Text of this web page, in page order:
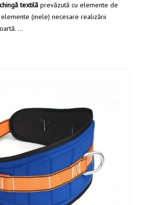
textilă prevăzută cu elemente de
(inele) necesare realizării
...